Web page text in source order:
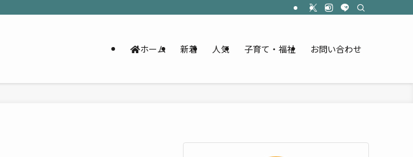
ホーム 新着 人気 子育て・福祉 お問い合わせ